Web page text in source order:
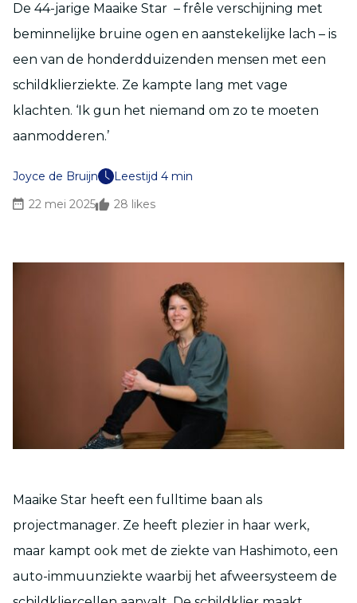
De 44-jarige Maaike Star – frêle verschijning met
beminnelijke bruine ogen en aanstekelijke lach – is
een van de honderdduizenden mensen met een
schildklierziekte. Ze kampte lang met vage
klachten. ‘Ik gun het niemand om zo te moeten
aanmodderen.’
Joyce de Bruijn
Leestijd 4 min
22 mei 2025
28 likes
Maaike Star heeft een fulltime baan als
projectmanager. Ze heeft plezier in haar werk,
maar kampt ook met de ziekte van Hashimoto, een
auto-immuunziekte waarbij het afweersysteem de